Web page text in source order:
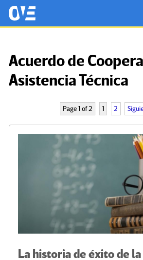
Saltar al contenido principal
OtrasVocesenEducacion.org
Acuerdo de
Asistencia Técnica
Page 1 of 2 1 2
La historia de éxito de